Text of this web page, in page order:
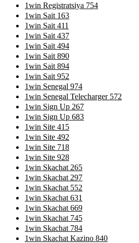
1win Registratsiya 754
1win Sait 163
1win Sait 411
1win Sait 437
1win Sait 494
1win Sait 890
1win Sait 894
1win Sait 952
1win Senegal 974
1win Senegal Telecharger 572
1win Sign Up 267
1win Sign Up 683
1win Site 415
1win Site 492
1win Site 718
1win Site 928
1win Skachat 265
1win Skachat 297
1win Skachat 552
1win Skachat 631
1win Skachat 669
1win Skachat 745
1win Skachat 784
1win Skachat Kazino 840